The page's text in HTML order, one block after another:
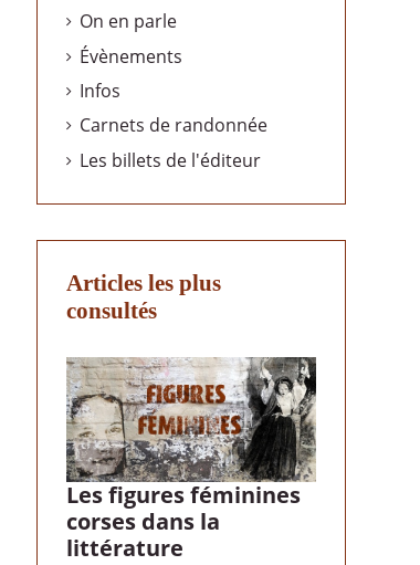
On en parle
Évènements
Infos
Carnets de randonnée
Les billets de l'éditeur
Articles les plus
consultés
Les figures féminines
corses dans la
littérature